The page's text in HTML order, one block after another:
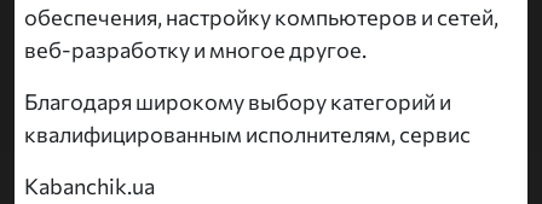
обеспечения, настройку компьютеров и сетей,
веб-разработку и многое другое.
Благодаря широкому выбору категорий и
квалифицированным исполнителям, сервис
Kabanchik.ua